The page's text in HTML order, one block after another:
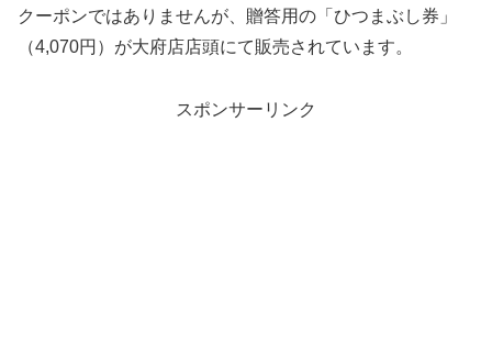
クーポンではありませんが、贈答用の「ひつまぶし券」
（4,070円）が大府店店頭にて販売されています。
スポンサーリンク